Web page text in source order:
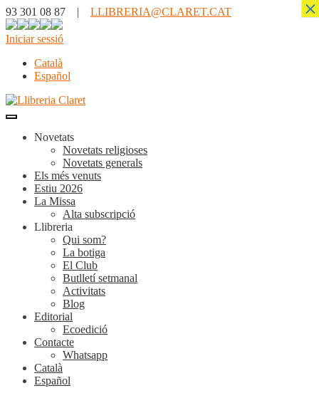
93 301 08 87 | LLIBRERIA@CLARET.CAT
Iniciar sessió
Català
Español
Novetats
Novetats religioses
Novetats generals
Els més venuts
Estiu 2026
La Missa
Alta subscripció
Llibreria
Qui som?
La botiga
El Club
Butlletí setmanal
Activitats
Blog
Editorial
Ecoedició
Contacte
Whatsapp
Català
Español
×